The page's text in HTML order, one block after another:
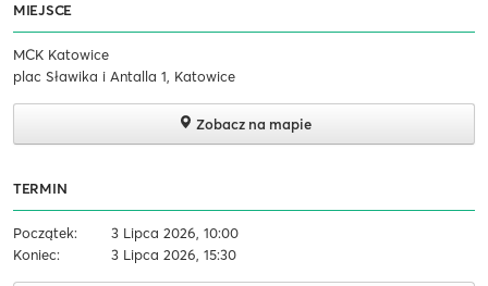
MIEJSCE
MCK Katowice
plac Sławika i Antalla 1, Katowice
Zobacz na mapie
TERMIN
Początek:
3 Lipca 2026, 10:00
Koniec:
3 Lipca 2026, 15:30